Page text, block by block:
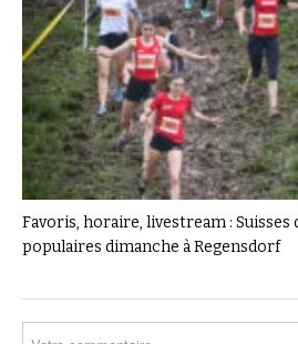
Favoris, horaire, livestream : Suisses
populaires dimanche à Regensdorf